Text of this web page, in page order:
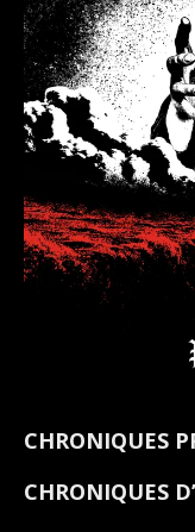
CHRONIQUES
CHRONIQUES